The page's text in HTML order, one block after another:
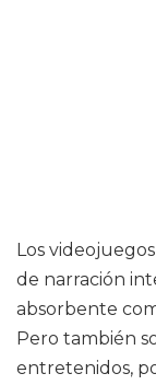
Los
de narración
absorbente
Pero también
entretenidos,